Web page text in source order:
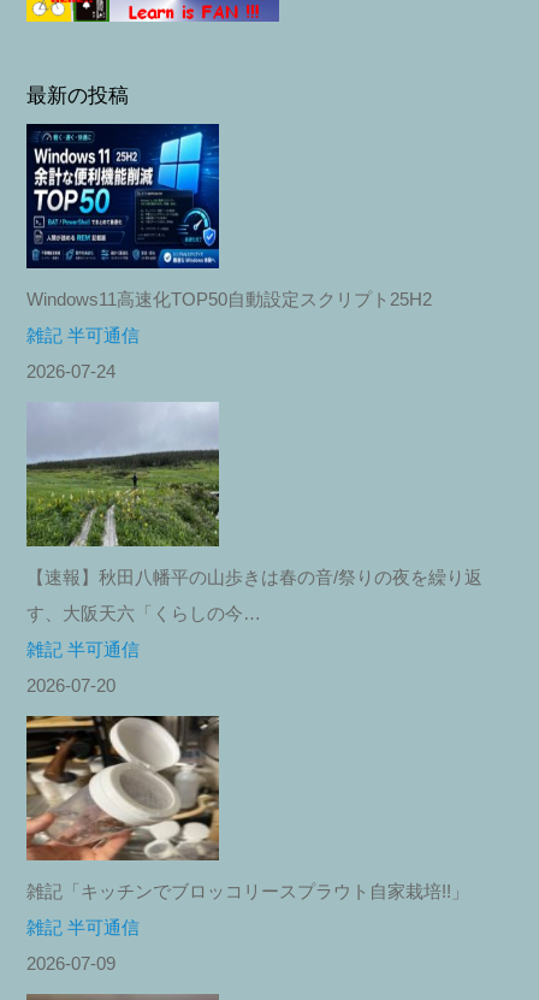
最新の投稿
Windows11高速化TOP50自動設定スクリプト25H2
雑記 半可通信
2026-07-24
【速報】秋田八幡平の山歩きは春の音/祭りの夜を繰り返
す、大阪天六「くらしの今…
雑記 半可通信
2026-07-20
雑記「キッチンでブロッコリースプラウト自家栽培!!」
雑記 半可通信
2026-07-09